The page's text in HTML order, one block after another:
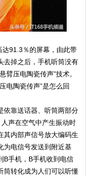
91.3％的屏幕，由此带
去掉之后，手机听筒没有
臂压电陶瓷传声”技术。
电陶瓷传声”是怎么回
依靠送话器、听筒两部分
声在空气中产生振动时
其内部声信号放大编码生
为电信号发送到附近基
B手机，B手机收到电信
筒转化成为人们可以听懂